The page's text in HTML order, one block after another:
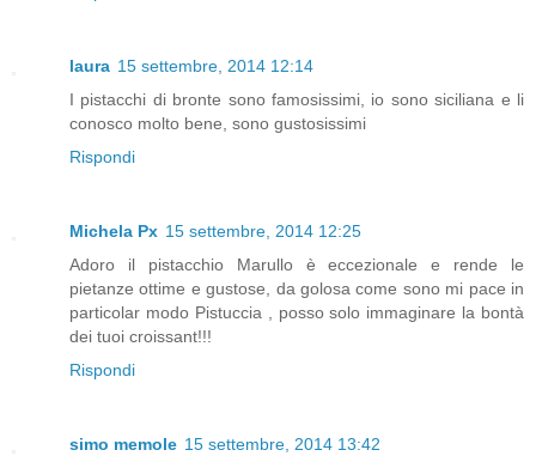
laura 15 settembre, 2014 12:14
I pistacchi di bronte sono famosissimi, io sono siciliana e li
conosco molto bene, sono gustosissimi
Rispondi
Michela Px 15 settembre, 2014 12:25
Adoro il pistacchio Marullo è eccezionale e rende le
pietanze ottime e gustose, da golosa come sono mi pace in
particolar modo Pistuccia , posso solo immaginare la bontà
dei tuoi croissant!!!
Rispondi
simo memole 15 settembre, 2014 13:42